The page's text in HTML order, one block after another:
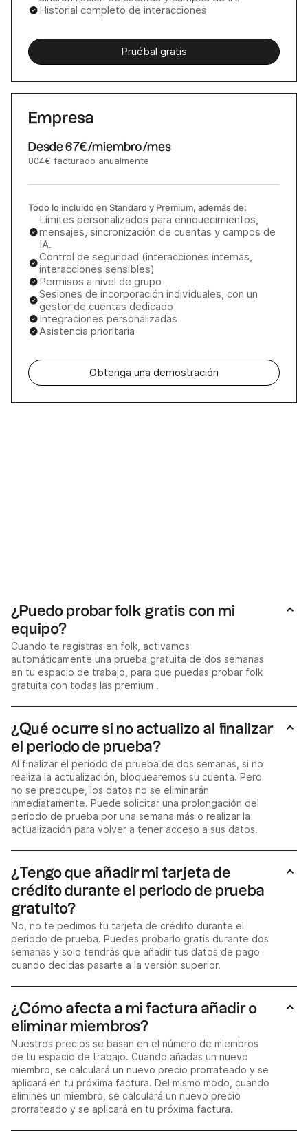
Historial completo de interacciones
Pruébal gratis
Empresa
Desde67€/miembro/mes
804€ facturado anualmente
Todo lo incluido en Standard y Premium, además de:
Límites personalizados para enriquecimientos,
mensajes, sincronización de cuentas y campos de
IA.
Control de seguridad (interacciones internas,
interacciones sensibles)
Permisos a nivel de grupo
Sesiones de incorporación individuales, con un
gestor de cuentas dedicado
Integraciones personalizadas
Asistencia prioritaria
Obtenga una demostración
¿Puedo probar folk gratis con mi
equipo?
Cuando te registras en folk, activamos
automáticamente una prueba gratuita de dos semanas
en tu espacio de trabajo, para que puedas probar folk
gratuita con todas las premium .
¿Qué ocurre si no actualizo al finalizar
el periodo de prueba?
Al finalizar el periodo de prueba de dos semanas, si no
realiza la actualización, bloquearemos su cuenta. Pero
no se preocupe, los datos no se eliminarán
inmediatamente. Puede solicitar una prolongación del
periodo de prueba por una semana más o realizar la
actualización para volver a tener acceso a sus datos.
¿Tengo que añadir mi tarjeta de
crédito durante el periodo de prueba
gratuito?
No, no te pedimos tu tarjeta de crédito durante el
periodo de prueba. Puedes probarlo gratis durante dos
semanas y solo tendrás que añadir tus datos de pago
cuando decidas pasarte a la versión superior.
¿Cómo afecta a mi factura añadir o
eliminar miembros?
Nuestros precios se basan en el número de miembros
de tu espacio de trabajo. Cuando añadas un nuevo
miembro, se calculará un nuevo precio prorrateado y se
aplicará en tu próxima factura. Del mismo modo, cuando
elimines un miembro, se calculará un nuevo precio
prorrateado y se aplicará en tu próxima factura.